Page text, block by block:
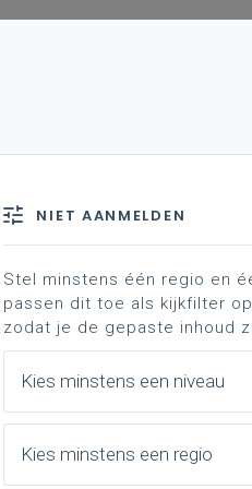
-
inspirerend materiaal
om leerplandoelen
NIET AANMELDEN
Stel minstens één regio en
passen dit toe als kijkfilter
zodat je de gepaste inhoud
Kies minstens een niveau
Kies minstens een regio